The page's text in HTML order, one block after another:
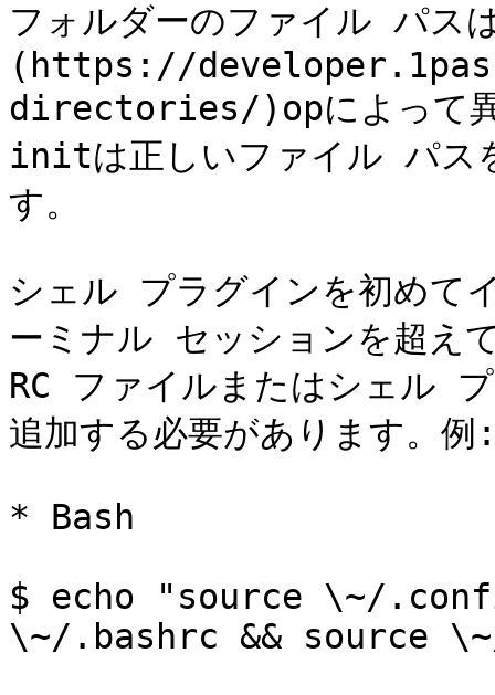
フォルダーのファイル パス
(https://
directories/)opによって
initは正しいファイル パス
す。
シェル プラグインを初めて
ーミナル セッションを超え
RC ファイルまたはシェル
追加する必要があります。例
* Bash
$ echo "source \~/
\~/.bashrc && source